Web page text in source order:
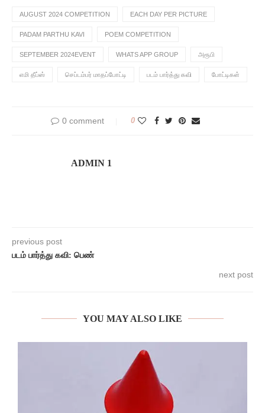
AUGUST 2024 COMPETITION EACH DAY PER PICTURE
PADAM PARTHU KAVI POEM COMPETITION
SEPTEMBER 2024EVENT WHATS APP GROUP அரூபி
எமி தீப்ஸ் செப்டம்பர் மாதப்போட்டி படம் பார்த்து கவி போட்டிகள்
0 comment 0
ADMIN 1
previous post
படம் பார்த்து கவி: பெண்
next post
YOU MAY ALSO LIKE